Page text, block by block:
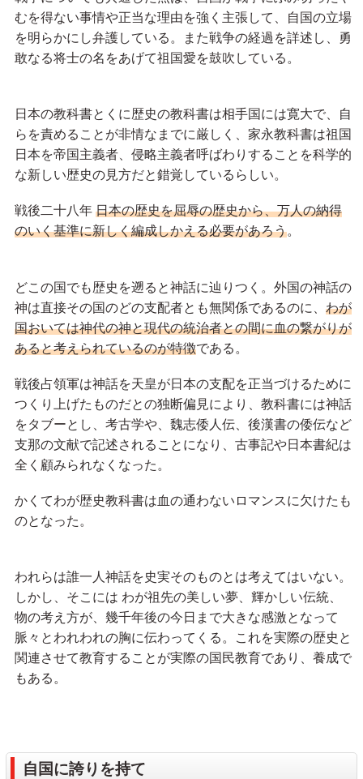
むを得ない事情や正当な理由を強く主張して、自国の立場
を明らかにし弁護している。また戦争の経過を詳述し、勇
敢なる将士の名をあげて祖国愛を鼓吹している。
日本の教科書とくに歴史の教科書は相手国には寛大で、自
らを責めることが非情なまでに厳しく、家永教科書は祖国
日本を帝国主義者、侵略主義者呼ばわりすることを科学的
な新しい歴史の見方だと錯覚しているらしい。
戦後二十八年 日本の歴史を屈辱の歴史から、万人の納得
のいく基準に新しく編成しかえる必要があろう。
どこの国でも歴史を遡ると神話に辿りつく。外国の神話の
神は直接その国のどの支配者とも無関係であるのに、 わが
国おいては神代の神と現代の統治者との間に血の繋がりが
あると考えられているのが特徴である。
戦後占領軍は神話を天皇が日本の支配を正当づけるために
つくり上げたものだとの独断偏見により、教科書には神話
をタブーとし、考古学や、魏志倭人伝、後漢書の倭伝など
支那の文献で記述されることになり、古事記や日本書紀は
全く顧みられなくなった。
かくてわが歴史教科書は血の通わないロマンスに欠けたも
のとなった。
われらは誰一人神話を史実そのものとは考えてはいない。
しかし、そこには わが祖先の美しい夢、輝かしい伝統、
物の考え方が、幾千年後の今日まで大きな感激となって
脈々とわれわれの胸に伝わってくる。これを実際の歴史と
関連させて教育することが実際の国民教育であり、養成で
もある。
自国に誇りを持て